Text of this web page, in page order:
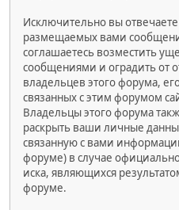
Исключительно вы
размещаемых вами
соглашаетесь возместить
сообщениями и оградить от
владельцев этого форума,
связанных с этим форумом
Владельцы этого форума
раскрыть ваши личные
связанную с вами
форуме) в случае
иска, являющихся
форуме.